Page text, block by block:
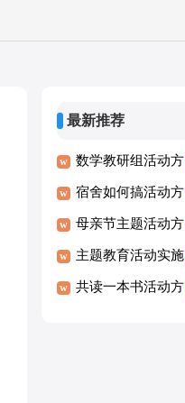
最新推荐
数学教研组活动方
案
宿舍如何搞活动方
案
母亲节主题活动方
案
主题教育活动实施
方案
共读一本书活动方